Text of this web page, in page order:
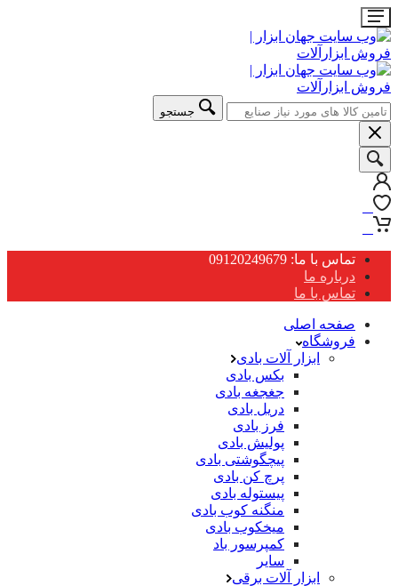
جستجو
تماس با ما: 09120249679
درباره ما
تماس با ما
صفحه اصلی
فروشگاه
ابزار آلات بادی
بکس بادی
جغجغه بادی
دریل بادی
فرز بادی
پولیش بادی
پیچگوشتی بادی
پرچ کن بادی
پیستوله بادی
منگنه کوب بادی
میخکوب بادی
کمپرسور باد
سایر
ابزار آلات برقی